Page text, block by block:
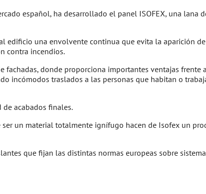
español, ha desarrollado el panel ISOFEX, una lana
una envolvente continua que evita la aparición
contra incendios.
fachadas, donde proporciona importantes ventajas frente
incómodos traslados a las personas que habitan o
acabados finales.
un material totalmente ignífugo hacen de Isofex un
que fijan las distintas normas europeas sobre